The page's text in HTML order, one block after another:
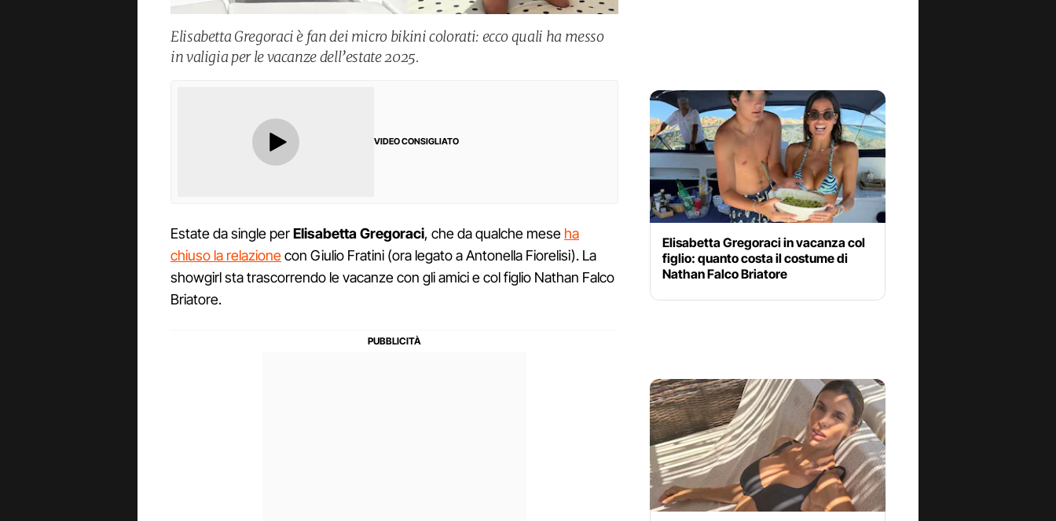
Elisabetta Gregoraci è fan dei micro bikini colorati: ecco quali ha messo
in valigia per le vacanze dell’estate 2025.
VIDEO CONSIGLIATO
Estate da single perElisabetta Gregoraci, che da qualche mese ha
chiuso la relazionecon Giulio Fratini (ora legato a Antonella Fiorelisi). La
showgirl sta trascorrendo le vacanze con gli amici e col figlio Nathan Falco
Briatore.
Elisabetta Gregoraci in vacanza col
figlio: quanto costa il costume di
Nathan Falco Briatore